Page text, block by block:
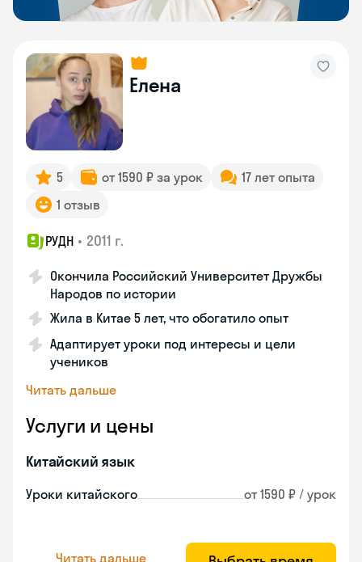
Елена
5 от 1590 ₽ за урок
17 лет опыта
1 отзыв
РУДН • 2011 г.
Окончила Российский Университет Дружбы
Народов по истории
Жила в Китае 5 лет, что обогатило опыт
Адаптирует уроки под интересы и цели
учеников
Читать дальше
Услуги и цены
Китайский язык
Уроки китайского от 1590 ₽ / урок
Читать дальше